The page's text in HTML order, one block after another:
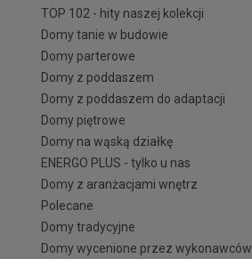
TOP 102 - hity naszej kolekcji
Domy tanie w budowie
Domy parterowe
Domy z poddaszem
Domy z poddaszem do adaptacji
Domy piętrowe
Domy na wąską działkę
ENERGO PLUS - tylko u nas
Domy z aranżacjami wnętrz
Polecane
Domy tradycyjne
Domy wycenione przez wykonawców